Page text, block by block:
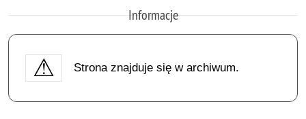
Informacje
Strona znajduje się w archiwum.